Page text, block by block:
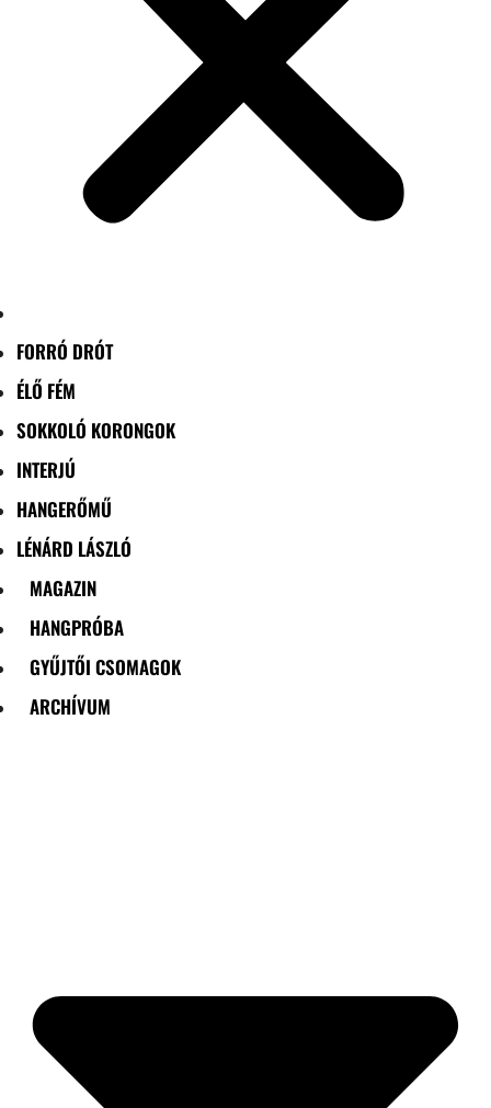
FORRÓ DRÓT
ÉLŐ FÉM
SOKKOLÓ KORONGOK
INTERJÚ
HANGERŐMŰ
LÉNÁRD LÁSZLÓ
MAGAZIN
HANGPRÓBA
GYŰJTŐI CSOMAGOK
ARCHÍVUM